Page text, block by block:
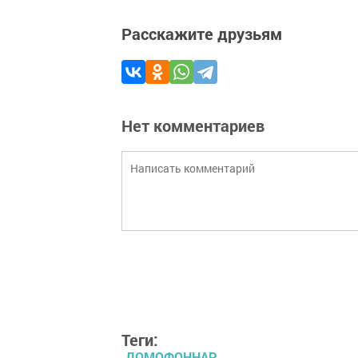
Расскажите друзьям
Нет комментариев
Теги: